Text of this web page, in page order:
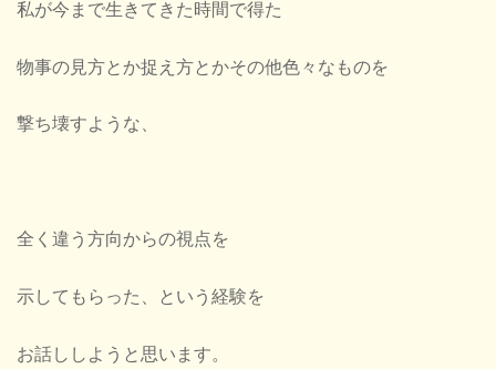
私が今まで生きてきた時間で得た
物事の見方とか捉え方とかその他色々なものを
撃ち壊すような、
全く違う方向からの視点を
示してもらった、という経験を
お話ししようと思います。